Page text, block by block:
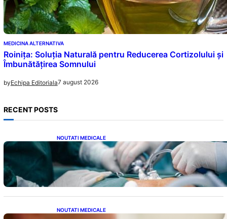
MEDICINA ALTERNATIVA
Roinița: Soluția Naturală pentru Reducerea Cortizolului și
Îmbunătățirea Somnului
byEchipa Editoriala7 august 2026
RECENT POSTS
NOUTATI MEDICALE
Colecistectomia: O Privire Detaliată Asupra
Intervenției Chirurgicale și Impactul Său
Asupra Sănătății
NOUTATI MEDICALE